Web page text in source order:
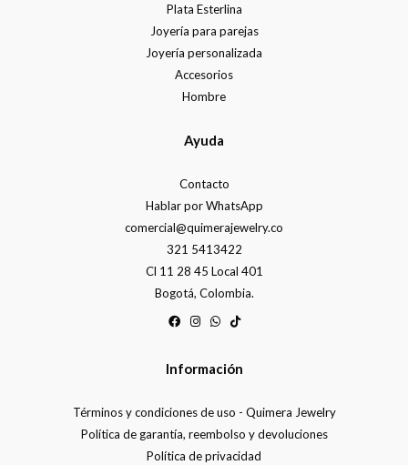
Plata Esterlina
Joyería para parejas
Joyería personalizada
Accesorios
Hombre
Ayuda
Contacto
Hablar por WhatsApp
comercial@quimerajewelry.co
321 5413422
Cl 11 28 45 Local 401
Bogotá, Colombia.
Información
Términos y condiciones de uso - Quimera Jewelry
Política de garantía, reembolso y devoluciones
Política de privacidad